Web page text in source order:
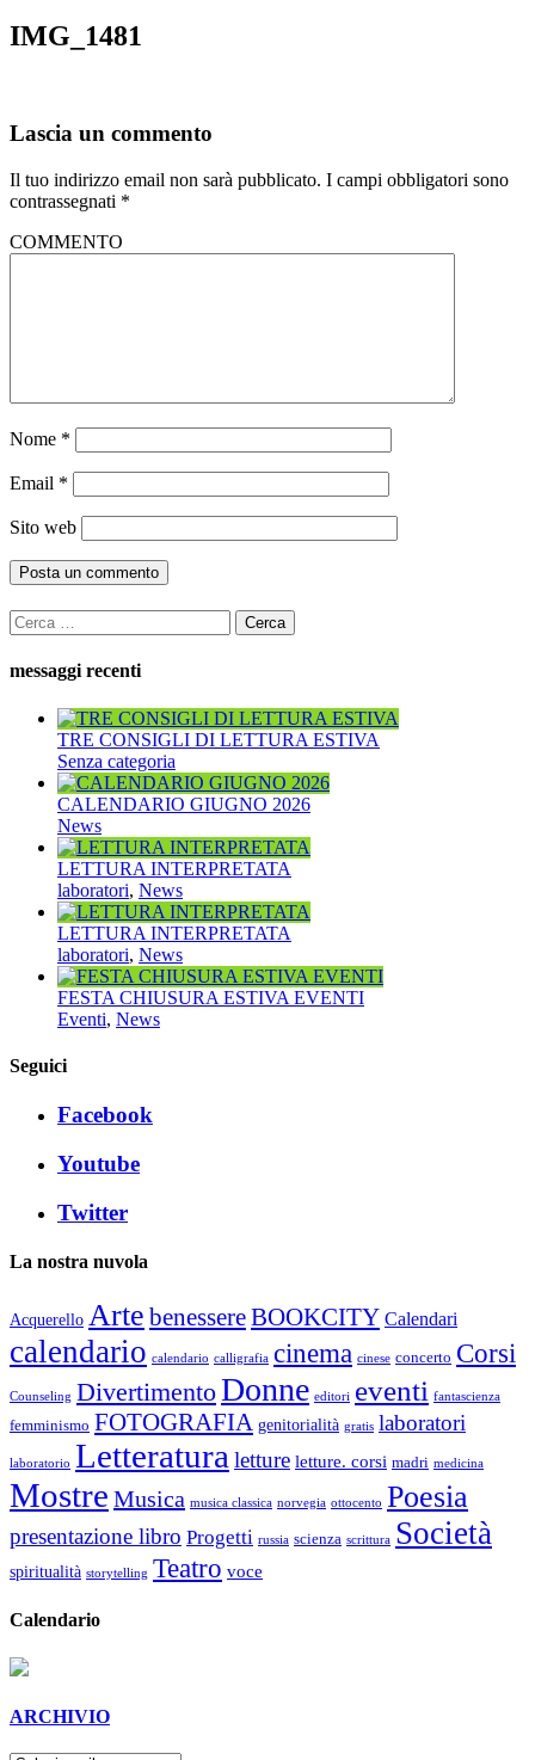
IMG_1481
Lascia un commento
Il tuo indirizzo email non sarà pubblicato. I campi obbligatori sono
contrassegnati *
COMMENTO
Nome *
Email *
Sito web
Ricerca
per:
messaggi recenti
TRE CONSIGLI DI LETTURA ESTIVA
Senza categoria
CALENDARIO GIUGNO 2026
News
LETTURA INTERPRETATA
laboratori, News
LETTURA INTERPRETATA
laboratori, News
FESTA CHIUSURA ESTIVA EVENTI
Eventi, News
Seguici
Facebook
Youtube
Twitter
La nostra nuvola
Acquerello Arte benessereBOOKCITY Calendari
calendario calendario calligrafia cinema cinese concerto Corsi
Counseling DivertimentoDonne editori eventi fantascienza
femminismo FOTOGRAFIA genitorialità gratis laboratori
laboratorio Letteratura letture letture. corsi madri medicina
Mostre Musica musica classica norvegia ottocento Poesia
presentazione libro Progetti russia scienza scrittura Società
spiritualità storytelling Teatro voce
Calendario
ARCHIVIO